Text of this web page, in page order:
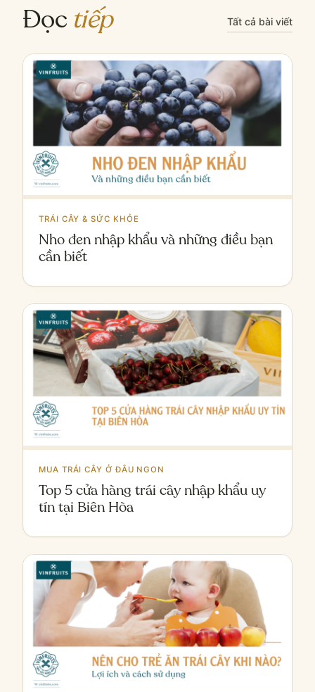
Đọc tiếp Tất cả bài viết
TRÁI CÂY & SỨC KHỎE
Nho đen nhập khẩu và những điều bạn
cần biết
MUA TRÁI CÂY Ở ĐÂU NGON
Top 5 cửa hàng trái cây nhập khẩu uy
tín tại Biên Hòa